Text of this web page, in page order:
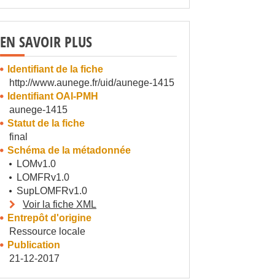
EN SAVOIR PLUS
Identifiant de la fiche
http://www.aunege.fr/uid/aunege-1415
Identifiant OAI-PMH
aunege-1415
Statut de la fiche
final
Schéma de la métadonnée
LOMv1.0
LOMFRv1.0
SupLOMFRv1.0
Voir la fiche XML
Entrepôt d'origine
Ressource locale
Publication
21-12-2017